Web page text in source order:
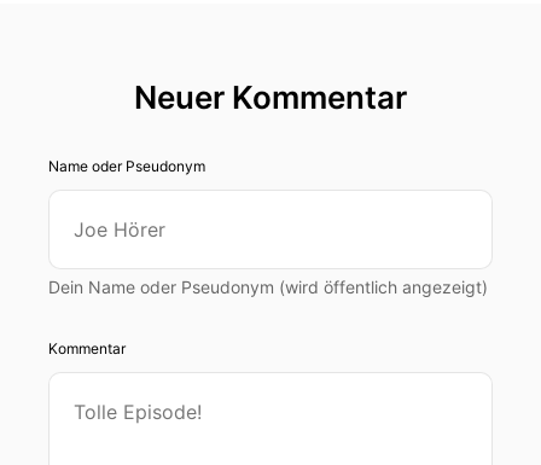
Neuer Kommentar
Name oder Pseudonym
Dein Name oder Pseudonym (wird öffentlich angezeigt)
Kommentar